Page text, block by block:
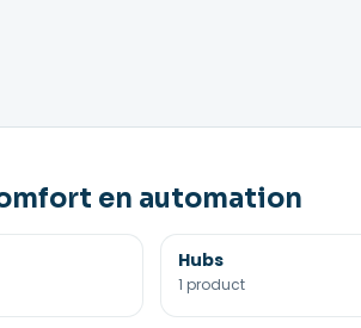
en automation
Hubs
1 product